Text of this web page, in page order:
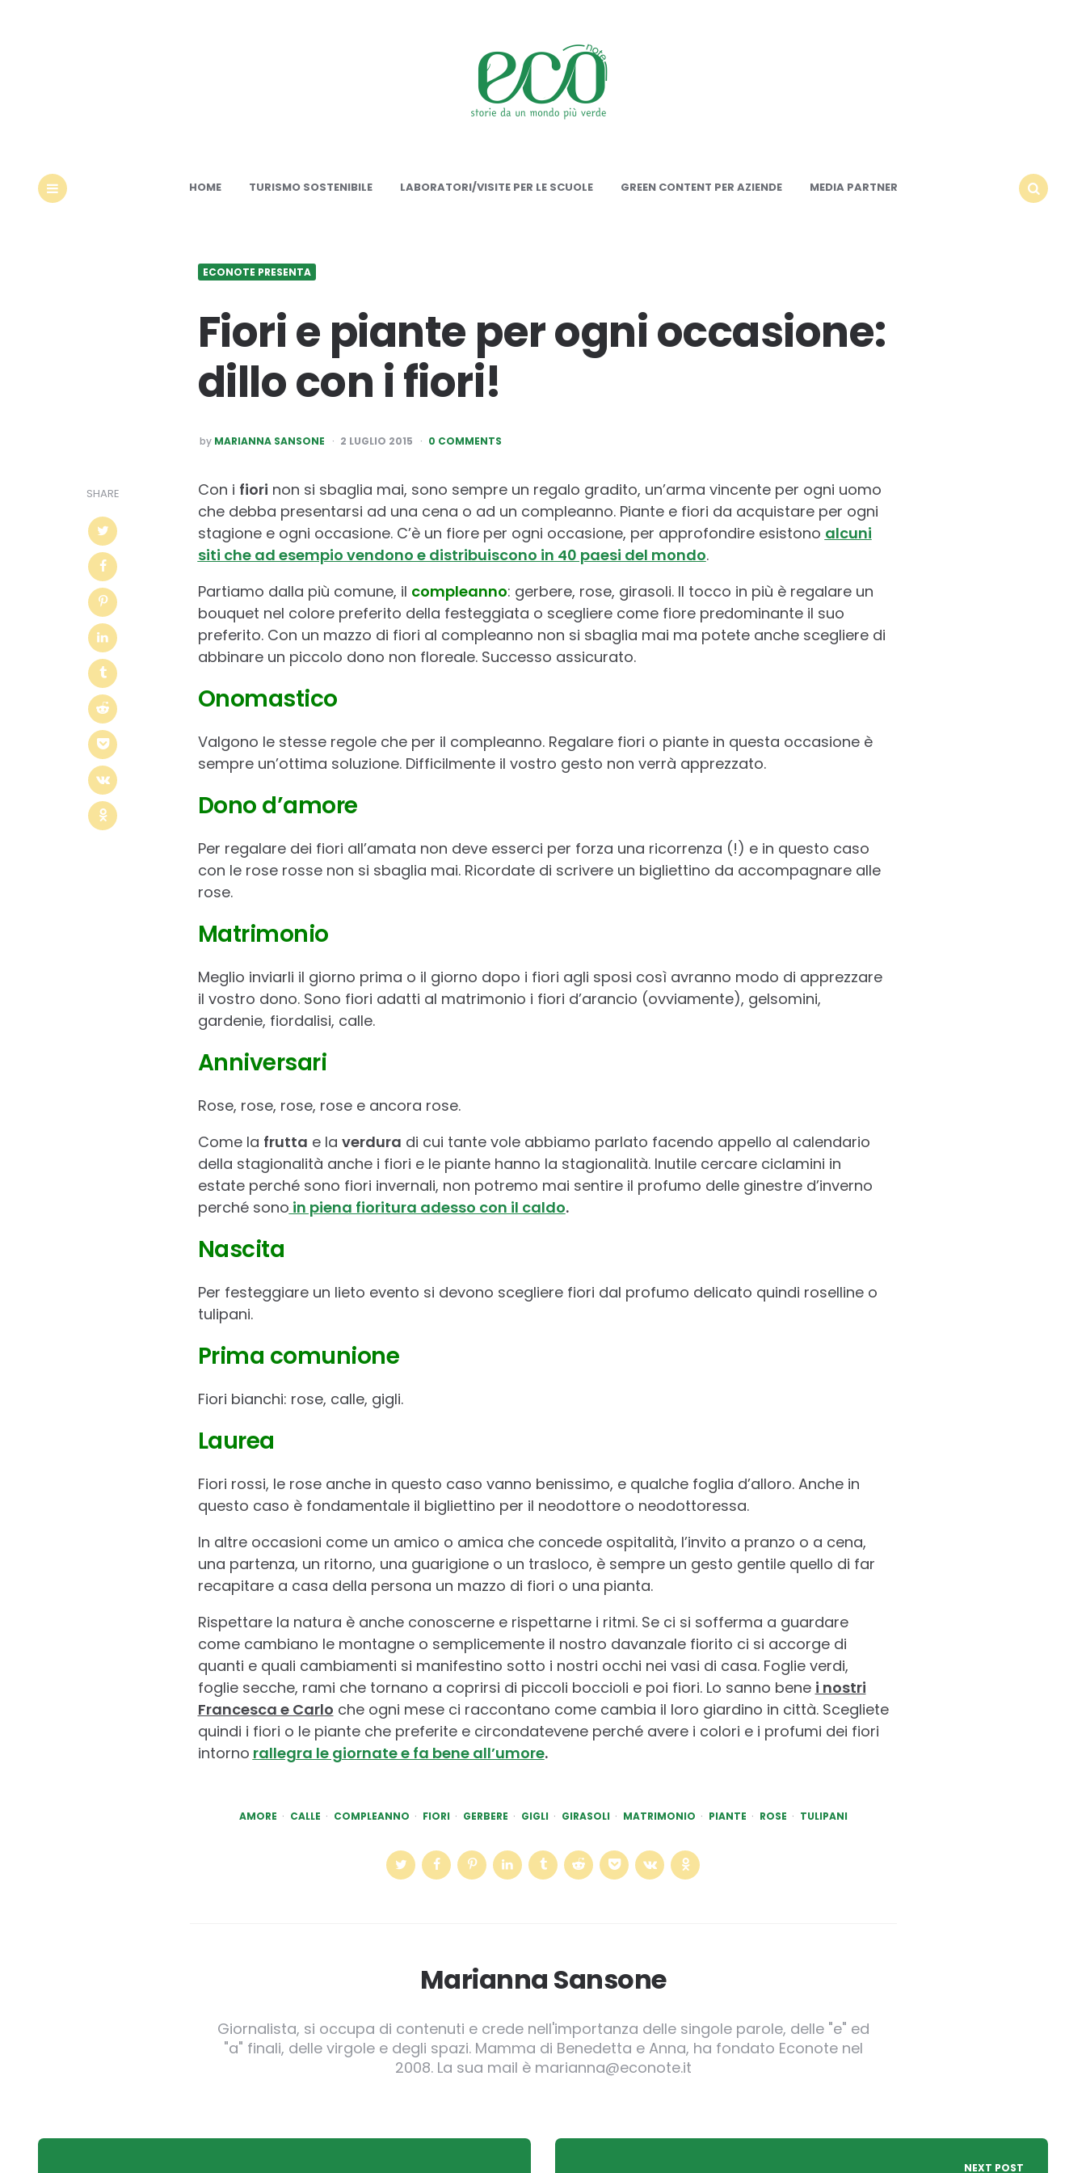
HOME TURISMO SOSTENIBILE LABORATORI/VISITE PER LE SCUOLE GREEN CONTENT PER AZIENDE
MEDIA PARTNER
ECONOTE PRESENTA
Fiori e piante per ogni occasione:
dillo con i fiori!
POSTED
BY
by MARIANNA SANSONE 2 LUGLIO 2015 0 COMMENTS
SHARE Con i fiori non si sbaglia mai, sono sempre un regalo gradito, un’arma vincente per ogni uomo
che debba presentarsi ad una cena o ad un compleanno. Piante e fiori da acquistare per ogni
stagione e ogni occasione. C’è un fiore per ogni occasione, per approfondire esistono alcuni
siti che ad esempio vendono e distribuiscono in 40 paesi del mondo.
Partiamo dalla più comune, il compleanno: gerbere, rose, girasoli. Il tocco in più è regalare un
bouquet nel colore preferito della festeggiata o scegliere come fiore predominante il suo
preferito. Con un mazzo di fiori al compleanno non si sbaglia mai ma potete anche scegliere di
abbinare un piccolo dono non floreale. Successo assicurato.
Onomastico
Valgono le stesse regole che per il compleanno. Regalare fiori o piante in questa occasione è
sempre un’ottima soluzione. Difficilmente il vostro gesto non verrà apprezzato.
Dono d’amore
Per regalare dei fiori all’amata non deve esserci per forza una ricorrenza (!) e in questo caso
con le rose rosse non si sbaglia mai. Ricordate di scrivere un bigliettino da accompagnare alle
rose.
Matrimonio
Meglio inviarli il giorno prima o il giorno dopo i fiori agli sposi così avranno modo di apprezzare
il vostro dono. Sono fiori adatti al matrimonio i fiori d’arancio (ovviamente), gelsomini,
gardenie, fiordalisi, calle.
Anniversari
Rose, rose, rose, rose e ancora rose.
Come la frutta e la verdura di cui tante vole abbiamo parlato facendo appello al calendario
della stagionalità anche i fiori e le piante hanno la stagionalità. Inutile cercare ciclamini in
estate perché sono fiori invernali, non potremo mai sentire il profumo delle ginestre d’inverno
perché sono in piena fioritura adesso con il caldo.
Nascita
Per festeggiare un lieto evento si devono scegliere fiori dal profumo delicato quindi roselline o
tulipani.
Prima comunione
Fiori bianchi: rose, calle, gigli.
Laurea
Fiori rossi, le rose anche in questo caso vanno benissimo, e qualche foglia d’alloro. Anche in
questo caso è fondamentale il bigliettino per il neodottore o neodottoressa.
In altre occasioni come un amico o amica che concede ospitalità, l’invito a pranzo o a cena,
una partenza, un ritorno, una guarigione o un trasloco, è sempre un gesto gentile quello di far
recapitare a casa della persona un mazzo di fiori o una pianta.
Rispettare la natura è anche conoscerne e rispettarne i ritmi. Se ci si sofferma a guardare
come cambiano le montagne o semplicemente il nostro davanzale fiorito ci si accorge di
quanti e quali cambiamenti si manifestino sotto i nostri occhi nei vasi di casa. Foglie verdi,
foglie secche, rami che tornano a coprirsi di piccoli boccioli e poi fiori. Lo sanno bene i nostri
Francesca e Carlo che ogni mese ci raccontano come cambia il loro giardino in città. Scegliete
quindi i fiori o le piante che preferite e circondatevene perché avere i colori e i profumi dei fiori
intorno rallegra le giornate e fa bene all’umore.
AMORE CALLE COMPLEANNO FIORI GERBERE GIGLI GIRASOLI MATRIMONIO PIANTE ROSE TULIPANI
Marianna Sansone
Giornalista, si occupa di contenuti e crede nell'importanza delle singole parole, delle "e" ed
"a" finali, delle virgole e degli spazi. Mamma di Benedetta e Anna, ha fondato Econote nel
2008. La sua mail è marianna@econote.it
Post
NEXT POST